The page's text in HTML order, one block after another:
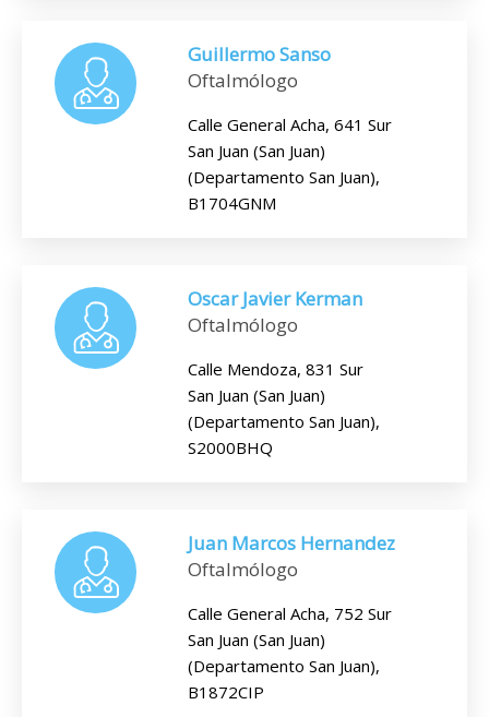
Guillermo Sanso
Oftalmólogo
Calle General Acha, 641 Sur
San Juan (San Juan)
(Departamento San Juan),
B1704GNM
Oscar Javier Kerman
Oftalmólogo
Calle Mendoza, 831 Sur
San Juan (San Juan)
(Departamento San Juan),
S2000BHQ
Juan Marcos Hernandez
Oftalmólogo
Calle General Acha, 752 Sur
San Juan (San Juan)
(Departamento San Juan),
B1872CIP